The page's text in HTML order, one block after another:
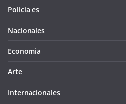
Policiales
Nacionales
Economia
Arte
Internacionales